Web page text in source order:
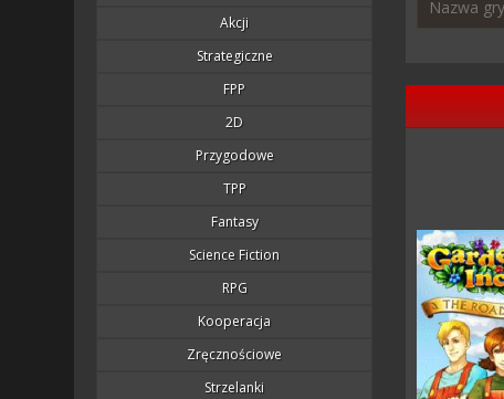
Akcji
Strategiczne
FPP
2D
Przygodowe
TPP
Fantasy
Science Fiction
RPG
Kooperacja
Zręcznościowe
Strzelanki